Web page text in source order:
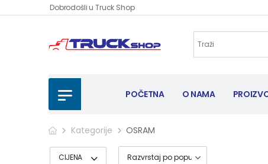
Dobrodošli u Truck Shop
POČETNA O NAMA
Kategorije OSRAM
CIJENA